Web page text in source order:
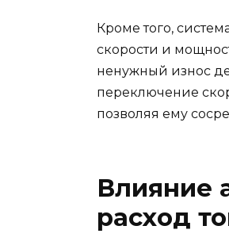
Кроме того,
скорости и
ненужный износ
переключение
позволяя ему
Влияние
расход